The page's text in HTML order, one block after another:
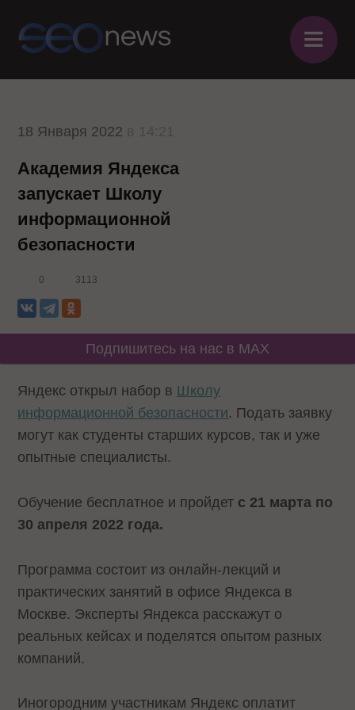
≡
18 Января 2022
Академия Яндекса
запускает Школу
информационной
безопасности
0 3113
Подпишитесь на нас в MAX
Яндекс открыл набор в Школу
информационной безопасности. Подать заявку
могут как студенты старших курсов, так и уже
опытные специалисты.
Обучение бесплатное и пройдет с 21 марта по
30 апреля 2022 года.
Программа состоит из онлайн-лекций и
практических занятий в офисе Яндекса в
Москве. Эксперты Яндекса расскажут о
реальных кейсах и поделятся опытом разных
компаний.
Иногородним участникам Яндекс оплатит